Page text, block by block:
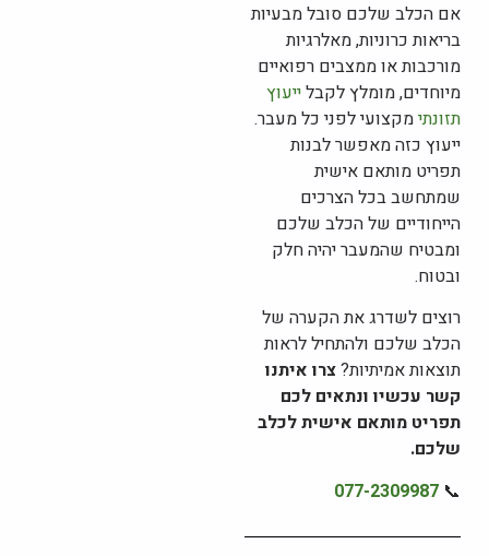
אם הכלב שלכם סובל מבעיות
בריאות כרוניות, מאלרגיות
מורכבות או ממצבים רפואיים
מיוחדים, מומלץ לקבלייעוץ
תזונתימקצועי לפני כל מעבר.
ייעוץ כזה מאפשר לבנות
תפריט מותאם אישית
שמתחשב בכל הצרכים
הייחודיים של הכלב שלכם
ומבטיח שהמעבר יהיה חלק
ובטוח.
רוצים לשדרג את הקערה של
הכלב שלכם ולהתחיל לראות
תוצאות אמיתיות?צרו איתנו
קשר עכשיו ונתאים לכם
תפריט מותאם אישית לכלב
שלכם.
📞
077-2309987